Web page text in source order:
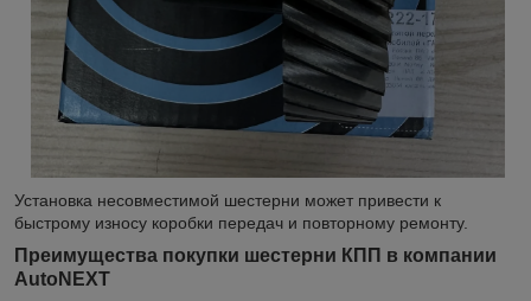
Установка несовместимой шестерни может привести к
быстрому износу коробки передач и повторному ремонту.
Преимущества покупки шестерни КПП в компании
AutoNEXT